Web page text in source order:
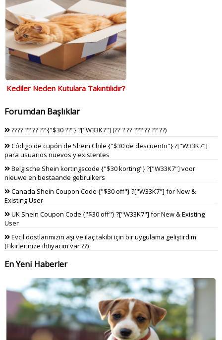
Kediler Neden Kutulara Takıntılıdır?
Forumdan Başlıklar
???? ?? ?? ?? {"$30 ??"} ?["W33K7"] (?? ? ?? ??? ?? ?? ??)
Código de cupón de Shein Chile {"$30 de descuento"} ?["W33K7"]
para usuarios nuevos y existentes
Belgische Shein kortingscode {"$30 korting"} ?["W33K7"] voor
nieuwe en bestaande gebruikers
Canada Shein Coupon Code {"$30 off"} ?["W33K7"] for New &
Existing User
UK Shein Coupon Code {"$30 off"} ?["W33K7"] for New & Existing
User
Evcil dostlarımızın aşı ve ilaç takibi için bir uygulama geliştirdim
(Fikirlerinize ihtiyacım var ??)
En Yeni Haberler